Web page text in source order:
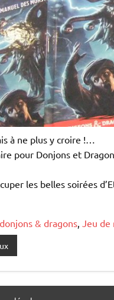
à ne plus y croire !…
pour Donjons et
les belles soirées
donjons & dragons, Jeu de